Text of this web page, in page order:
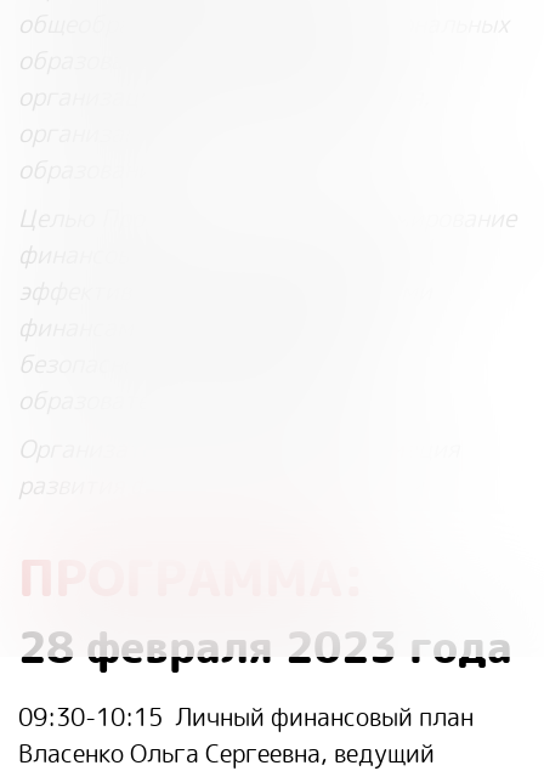
общеобразовательных, профессиональных
образовательных организаций и
организаций высшего образования,
организаций дополнительного
образования.
Целью Программы является формирование
финансовой культуры и навыков
эффективного управления личными
финансами, а также финансовой
безопасности всех участников
образовательного процесса.
Организатор Программы: Ассоциация
развития финансовой грамотности
ПРОГРАММА:
28 февраля 2023 года
09:30-10:15 Личный финансовый план
Власенко Ольга Сергеевна, ведущий